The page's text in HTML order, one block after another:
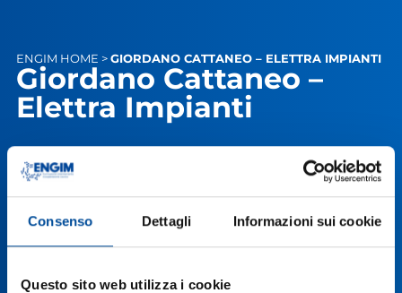
Consenso Dettagli Informazioni sui cookie
Questo sito web utilizza i cookie
ENGIM HOME > GIORDANO CATTANEO – ELETTRA IMPIANTI
Giordano Cattaneo –
Elettra Impianti